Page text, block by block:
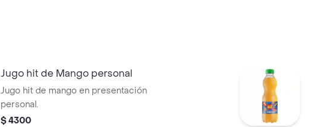
Jugo hit de Mango personal
Jugo hit de mango en presentación
personal.
$ 4300